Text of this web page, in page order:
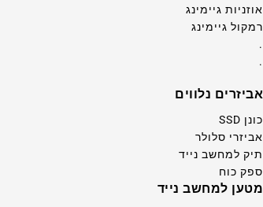
אוזניות גיימינג
רמקול גיימינג
.
.
אביזרים נלווים
כונן SSD
אביזרי סלולר
תיק למחשב נייד
ספק כוח
מטען למחשב נייד